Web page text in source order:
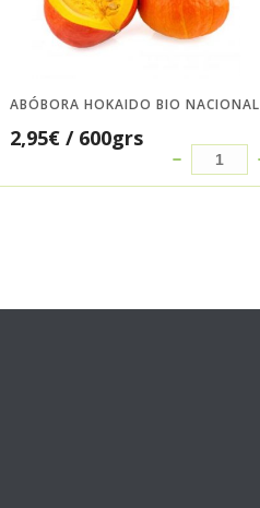
ABÓBORA HOKAIDO BIO NACIONAL
2,95€ / 600grs